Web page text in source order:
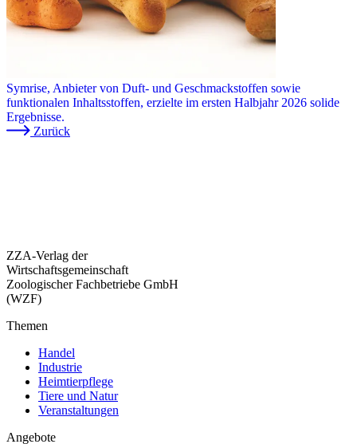
Symrise, Anbieter von Duft- und Geschmackstoffen sowie
funktionalen Inhaltsstoffen, erzielte im ersten Halbjahr 2026 solide
Ergebnisse.
Zurück
ZZA-Verlag der
Wirtschaftsgemeinschaft
Zoologischer Fachbetriebe GmbH
(WZF)
Themen
Handel
Industrie
Heimtierpflege
Tiere und Natur
Veranstaltungen
Angebote